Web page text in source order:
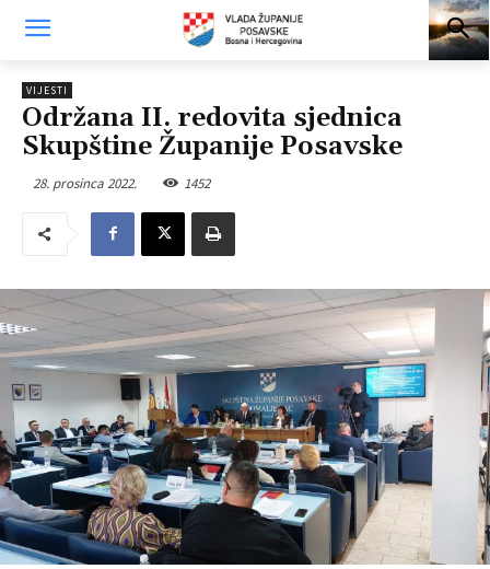
VIJESTI
Održana II. redovita sjednica
Skupštine Županije Posavske
28. prosinca 2022. 1452